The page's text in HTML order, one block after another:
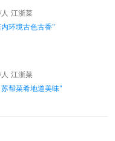
/人 江浙菜
环境古色古香"
/人 江浙菜
帮菜肴地道美味"